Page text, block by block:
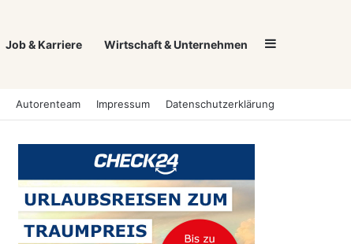
Job & Karriere Wirtschaft & Unternehmen Sidebar
Autorenteam Impressum Datenschutzerklärung